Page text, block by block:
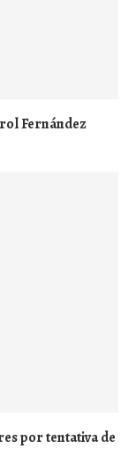
Fernández
por tentativa de